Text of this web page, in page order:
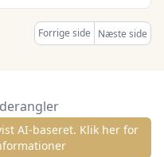
Forrige side Næste side
AI-baseret. Klik her for